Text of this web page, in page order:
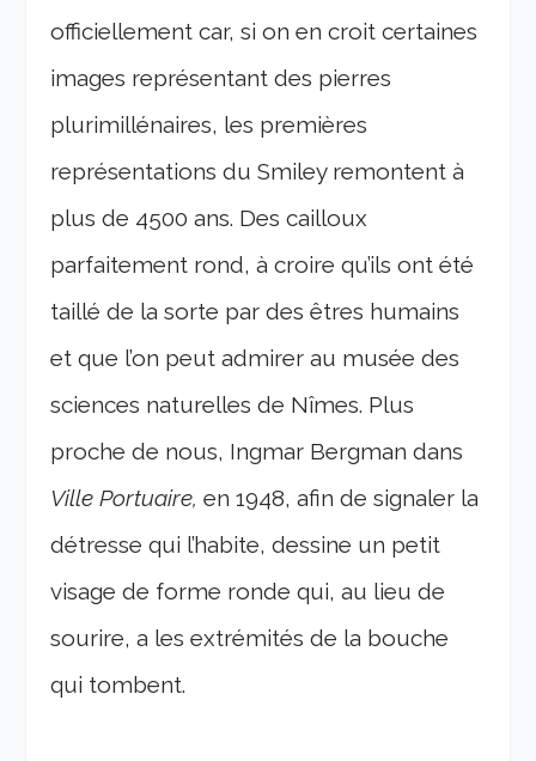
officiellement car, si on en croit certaines
images représentant des pierres
plurimillénaires, les premières
représentations du Smiley remontent à
plus de 4500 ans. Des cailloux
parfaitement rond, à croire qu’ils ont été
taillé de la sorte par des êtres humains
et que l’on peut admirer au musée des
sciences naturelles de Nîmes. Plus
proche de nous, Ingmar Bergman dans
Ville Portuaire, en 1948, afin de signaler la
détresse qui l’habite, dessine un petit
visage de forme ronde qui, au lieu de
sourire, a les extrémités de la bouche
qui tombent.